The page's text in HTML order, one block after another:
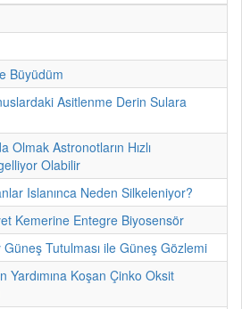
Büyüdüm
Asitlenme Derin Sulara
Olmak Astronotların Hızlı
Olabilir
Islanınca Neden Silkeleniyor?
Kemerine Entegre Biyosensör
Tutulması ile Güneş Gözlemi
Yardımına Koşan Çinko Oksit